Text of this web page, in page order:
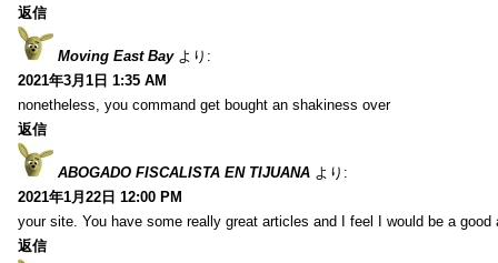
返信
Moving East Bay より:
2021年3月1日 1:35 AM
nonetheless, you command get bought an shakiness over
返信
ABOGADO FISCALISTA EN TIJUANA より:
2021年1月22日 12:00 PM
your site. You have some really great articles and I feel I would be a good
返信